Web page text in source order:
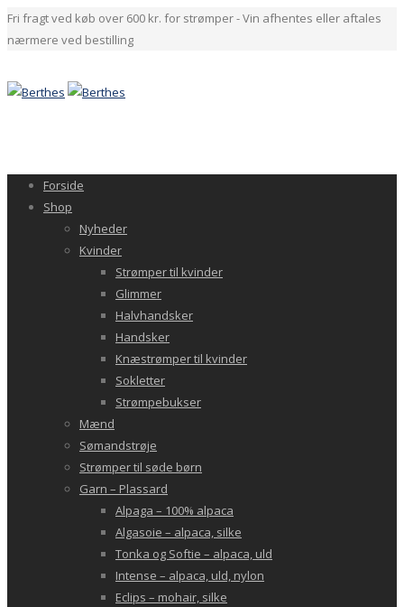
Fri fragt ved køb over 600 kr. for strømper - Vin afhentes eller aftales
nærmere ved bestilling
Forside
Shop
Nyheder
Kvinder
Strømper til kvinder
Glimmer
Halvhandsker
Handsker
Knæstrømper til kvinder
Sokletter
Strømpebukser
Mænd
Sømandstrøje
Strømper til søde børn
Garn – Plassard
Alpaga – 100% alpaca
Algasoie – alpaca, silke
Tonka og Softie – alpaca, uld
Intense – alpaca, uld, nylon
Eclips – mohair, silke